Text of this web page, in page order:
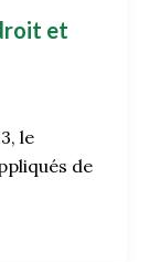
et
le
de